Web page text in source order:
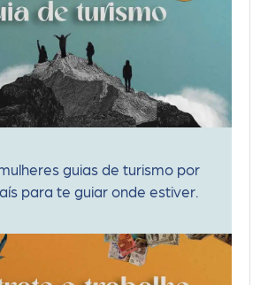
guias de turismo por
para te guiar onde estiver.